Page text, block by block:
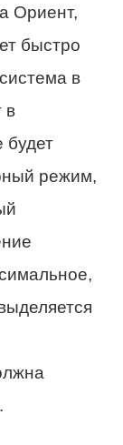
Ориент,
быстро
в
в
будет
режим,